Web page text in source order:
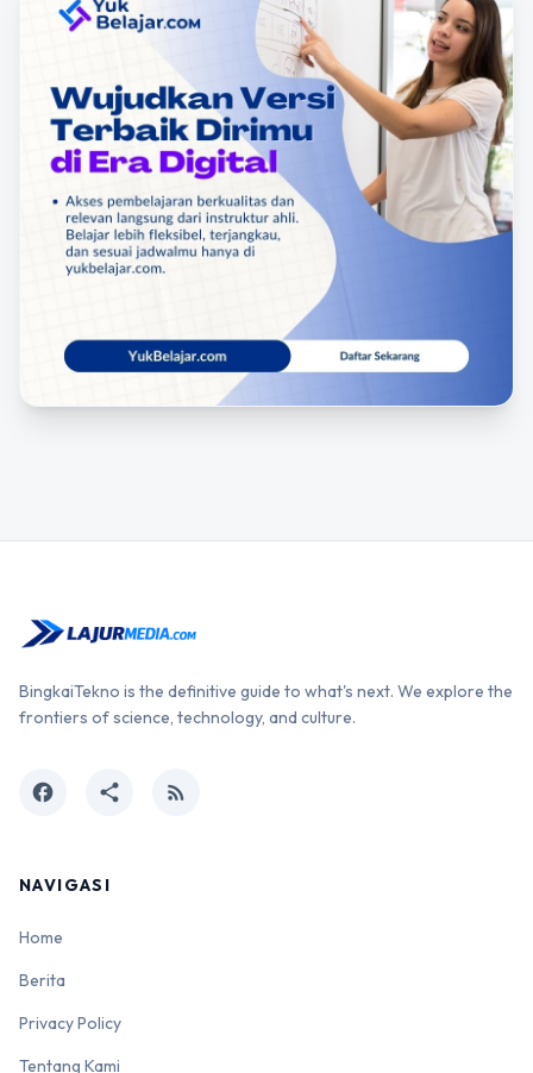
BingkaiTekno is the definitive guide to what's next. We explore the
frontiers of science, technology, and culture.
facebook share rss_feed
NAVIGASI
Home
Berita
Privacy Policy
Tentang Kami